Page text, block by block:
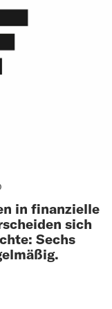
in finanzielle
sich
Sechs